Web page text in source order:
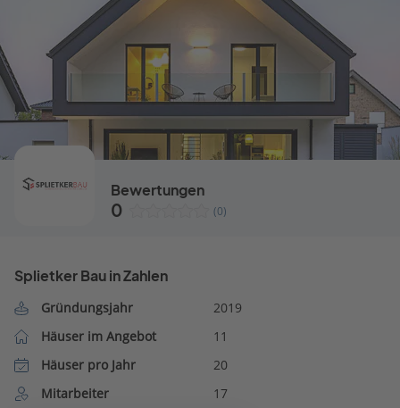
Bewertungen
0 (0)
Splietker Bau in Zahlen
Gründungsjahr
2019
Häuser im Angebot
11
Häuser pro Jahr
20
Mitarbeiter
17